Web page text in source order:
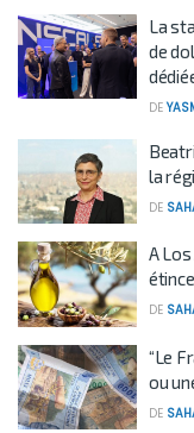
La
de
DE
la
DE
A Los
DE
“Le
ou
DE